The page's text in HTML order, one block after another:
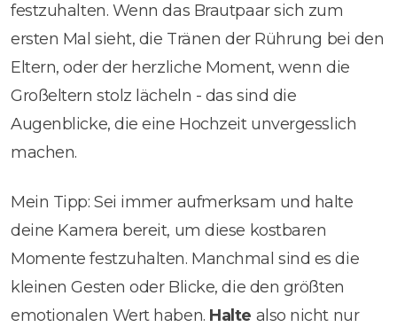
festzuhalten. Wenn das Brautpaar sich zum
ersten Mal sieht, die Tränen der Rührung bei den
Eltern, oder der herzliche Moment, wenn die
Großeltern stolz lächeln - das sind die
Augenblicke, die eine Hochzeit unvergesslich
machen.
Mein Tipp: Sei immer aufmerksam und halte
deine Kamera bereit, um diese kostbaren
Momente festzuhalten. Manchmal sind es die
kleinen Gesten oder Blicke, die den größten
emotionalen Wert haben. Halte also nicht nur